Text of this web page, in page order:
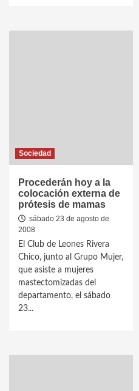
Sociedad
Procederán hoy a la
colocación externa de
prótesis de mamas
sábado 23 de agosto de
2008
El Club de Leones Rivera
Chico, junto al Grupo Mujer,
que asiste a mujeres
mastectomizadas del
departamento, el sábado
23...